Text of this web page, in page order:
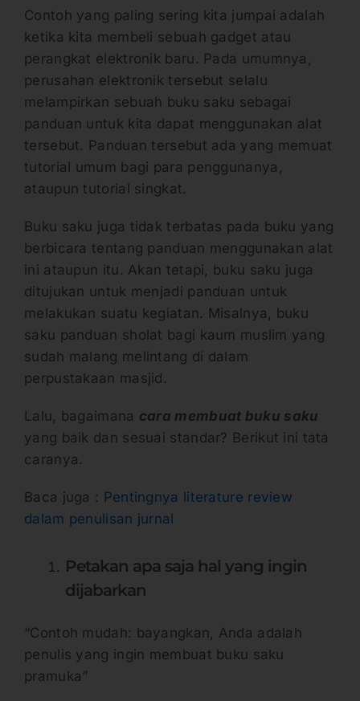
Contoh yang paling sering kita jumpai adalah
ketika kita membeli sebuah gadget atau
perangkat elektronik baru. Pada umumnya,
perusahan elektronik tersebut selalu
melampirkan sebuah buku saku sebagai
panduan untuk kita dapat menggunakan alat
tersebut. Panduan tersebut ada yang memuat
tutorial umum bagi para penggunanya,
ataupun tutorial singkat.
Buku saku juga tidak terbatas pada buku yang
berbicara tentang panduan menggunakan alat
ini ataupun itu. Akan tetapi, buku saku juga
ditujukan untuk menjadi panduan untuk
melakukan suatu kegiatan. Misalnya, buku
saku panduan sholat bagi kaum muslim yang
sudah malang melintang di dalam
perpustakaan masjid.
Lalu, bagaimana cara membuat buku saku
yang baik dan sesuai standar? Berikut ini tata
caranya.
Baca juga : Pentingnya literature review
dalam penulisan jurnal
Petakan apa saja hal yang ingin
dijabarkan
“Contoh mudah: bayangkan, Anda adalah
penulis yang ingin membuat buku saku
pramuka”